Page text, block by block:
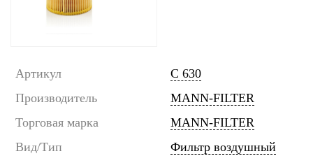
Артикул
C 630
Производитель
MANN-FILTER
Торговая марка
MANN-FILTER
Вид/Тип
Фильтр воздушный